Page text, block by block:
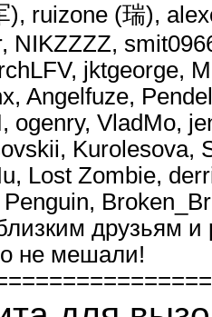
ruizone (瑞),
NIKZZZZ,
jktgeorge,
Angelfuze,
ogenry, VladMo,
Kurolesova,
Lost Zombie,
друзьям и
не мешали!